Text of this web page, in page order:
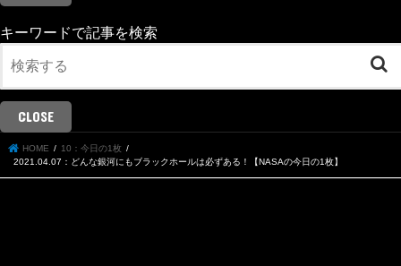
キーワードで記事を検索
CLOSE
HOME
10：今日の1枚
2021.04.07：どんな銀河にもブラックホールは必ずある！【NASAの今日の1枚】